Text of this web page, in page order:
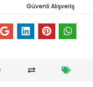
Güvenli Alışveriş